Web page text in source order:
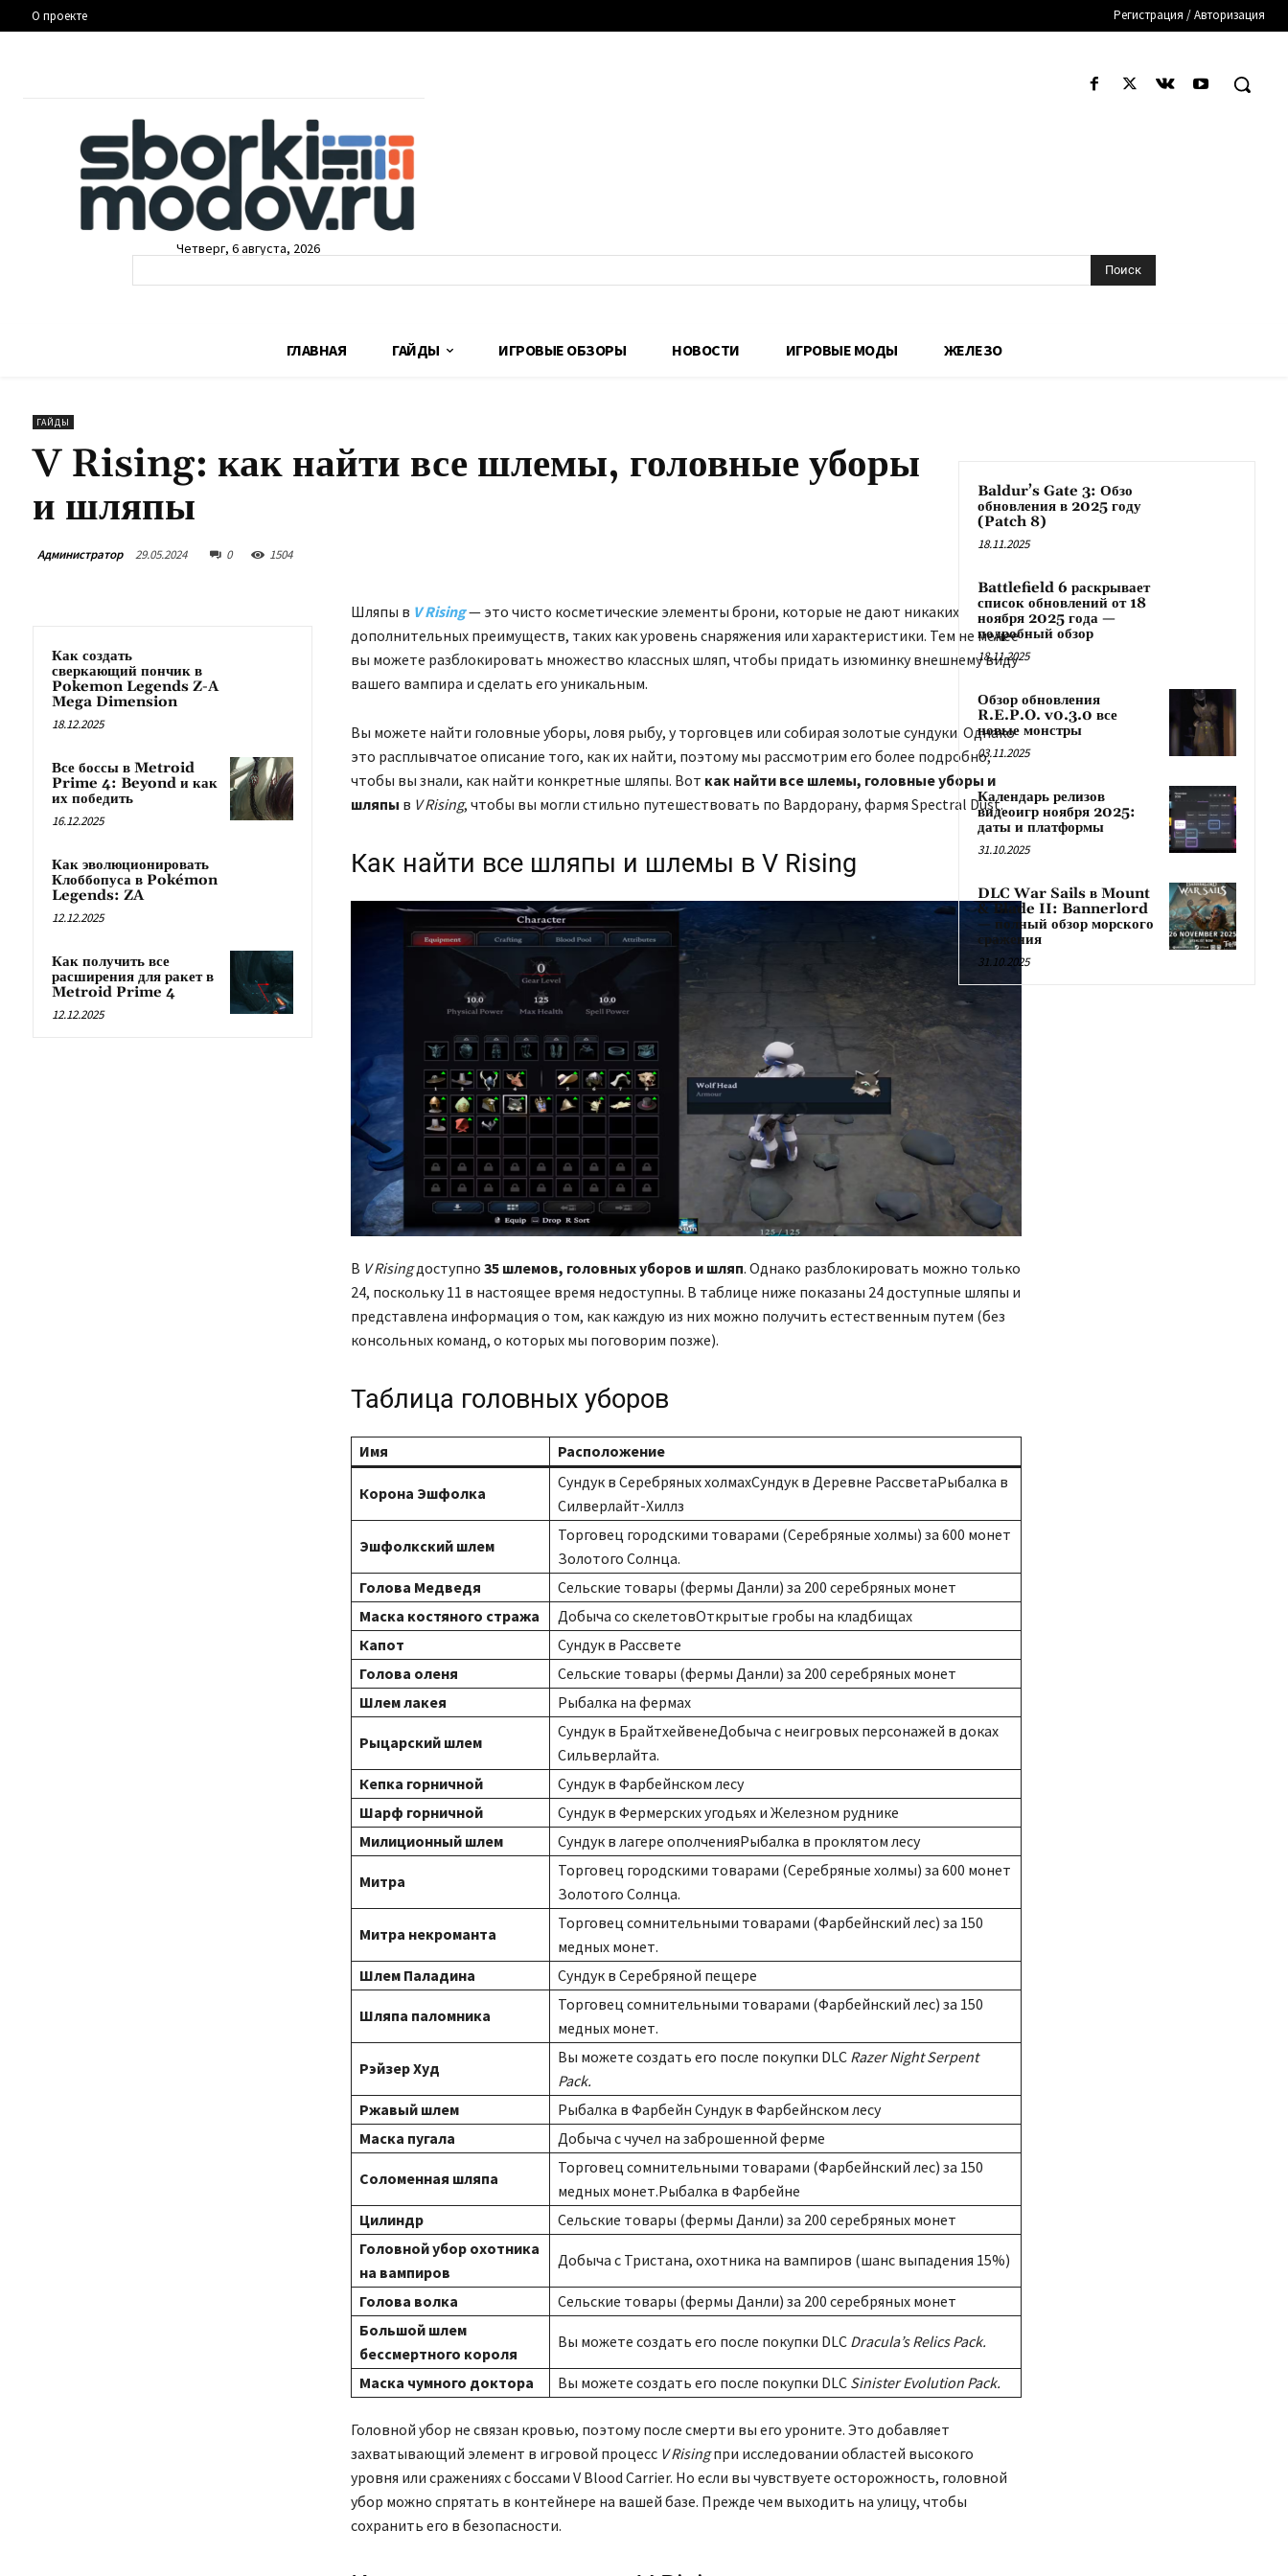
О проекте Регистрация / Авторизация
Четверг, 6 августа, 2026
Поиск
ГЛАВНАЯ ГАЙДЫ ИГРОВЫЕ ОБЗОРЫ НОВОСТИ ИГРОВЫЕ МОДЫ ЖЕЛЕЗО
ГАЙДЫ
V Rising: как найти все шлемы, головные уборы
и шляпы
Администратор 29.05.2024 0 1504
Как создать
сверкающий пончик в
Pokemon Legends Z-A
Mega Dimension
18.12.2025
Все боссы в Metroid
Prime 4: Beyond и как
их победить
16.12.2025
Как эволюционировать
Клоббопуса в Pokémon
Legends: ZA
12.12.2025
Как получить все
расширения для ракет в
Metroid Prime 4
12.12.2025
Шляпы в V Rising— это чисто косметические элементы брони, которые не дают никаких
дополнительных преимуществ, таких как уровень снаряжения или характеристики. Тем не менее
вы можете разблокировать множество классных шляп, чтобы придать изюминку внешнему виду
вашего вампира и сделать его уникальным.
Вы можете найти головные уборы, ловя рыбу, у торговцев или собирая золотые сундуки. Однако
это расплывчатое описание того, как их найти, поэтому мы рассмотрим его более подробно,
чтобы вы знали, как найти конкретные шляпы. Вот как найти все шлемы, головные уборы и
шляпы в V Rising, чтобы вы могли стильно путешествовать по Вардорану, фармя Spectral Dust.
Как найти все шляпы и шлемы в V Rising
В V Risingдоступно 35 шлемов, головных уборов и шляп. Однако разблокировать можно только
24, поскольку 11 в настоящее время недоступны. В таблице ниже показаны 24 доступные шляпы и
представлена ​​информация о том, как каждую из них можно получить естественным путем (без
консольных команд, о которых мы поговорим позже).
Таблица головных уборов
Имя Расположение
Корона Эшфолка
Сундук в Серебряных холмахСундук в Деревне РассветаРыбалка в
Силверлайт-Хиллз
Эшфолкский шлем
Торговец городскими товарами (Серебряные холмы) за 600 монет
Золотого Солнца.
Голова Медведя
Сельские товары (фермы Данли) за 200 серебряных монет
Маска костяного стража
Добыча со скелетовОткрытые гробы на кладбищах
Капот
Сундук в Рассвете
Голова оленя
Сельские товары (фермы Данли) за 200 серебряных монет
Шлем лакея
Рыбалка на фермах
Рыцарский шлем
Сундук в БрайтхейвенеДобыча с неигровых персонажей в доках
Сильверлайта.
Кепка горничной
Сундук в Фарбейнском лесу
Шарф горничной
Сундук в Фермерских угодьях и Железном руднике
Милиционный шлем
Сундук в лагере ополченияРыбалка в проклятом лесу
Митра
Торговец городскими товарами (Серебряные холмы) за 600 монет
Золотого Солнца.
Митра некроманта
Торговец сомнительными товарами (Фарбейнский лес) за 150
медных монет.
Шлем Паладина
Сундук в Серебряной пещере
Шляпа паломника
Торговец сомнительными товарами (Фарбейнский лес) за 150
медных монет.
Рэйзер Худ
Вы можете создать его после покупки DLC Razer Night Serpent
Pack.
Ржавый шлем
Рыбалка в Фарбейн Сундук в Фарбейнском лесу
Маска пугала
Добыча с чучел на заброшенной ферме
Соломенная шляпа
Торговец сомнительными товарами (Фарбейнский лес) за 150
медных монет.Рыбалка в Фарбейне
Цилиндр
Сельские товары (фермы Данли) за 200 серебряных монет
Головной убор охотника
на вампиров
Добыча с Тристана, охотника на вампиров (шанс выпадения 15%)
Голова волка
Сельские товары (фермы Данли) за 200 серебряных монет
Большой шлем
бессмертного короля
Вы можете создать его после покупки DLC Dracula’s Relics Pack.
Маска чумного доктора Вы можете создать его после покупки DLC Sinister Evolution Pack.
Головной убор не связан кровью, поэтому после смерти вы его уроните. Это добавляет
захватывающий элемент в игровой процесс V Risingпри исследовании областей высокого
уровня или сражениях с боссами V Blood Carrier. Но если вы чувствуете осторожность, головной
убор можно спрятать в контейнере на вашей базе. Прежде чем выходить на улицу, чтобы
сохранить его в безопасности.
Baldur’s Gate 3: Обзо
обновления в 2025 году
(Patch 8)
18.11.2025
Battlefield 6 раскрывает
список обновлений от 18
ноября 2025 года —
подробный обзор
18.11.2025
Обзор обновления
R.E.P.O. v0.3.0 все
новые монстры
03.11.2025
Календарь релизов
видеоигр ноября 2025:
даты и платформы
31.10.2025
DLC War Sails в Mount
& Blade II: Bannerlord
— полный обзор морского
сражения
31.10.2025